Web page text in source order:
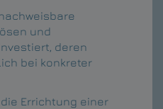
und
deren
bei konkreter
Errichtung einer